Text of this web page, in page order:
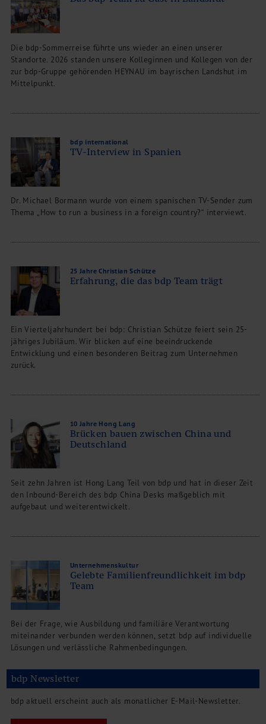
Die bdp-Sommerreise führte uns wieder an einen unserer
Standorte. 2026 standen unsere Kolleginnen und Kollegen von der
zur bdp-Gruppe gehörenden HEYNAU im bayrischen Landshut im
Mittelpunkt.
bdp international
TV-Interview in Spanien
Dr. Michael Bormann wurde von einem spanischen TV-Sender zum
Thema „How to run a business in a foreign country?“ interviewt.
25 Jahre Christian Schütze
Erfahrung, die das bdp Team trägt
Ein Vierteljahrhundert bei bdp: Christian Schütze feiert sein 25-
jähriges Jubiläum. Wir blicken auf eine beeindruckende
Entwicklung und einen besonderen Beitrag zum Unternehmen
zurück.
10 Jahre Hong Lang
Brücken bauen zwischen China und
Deutschland
Seit zehn Jahren ist Hong Lang Teil von bdp und hat in dieser Zeit
den Inbound-Bereich des bdp China Desks maßgeblich mit
aufgebaut und weiterentwickelt.
Unternehmenskultur
Gelebte Familienfreundlichkeit im bdp
Team
Bei der Frage, wie Ausbildung und familiäre Verantwortung
miteinander verbunden werden können, setzt bdp auf individuelle
Lösungen und verlässliche Rahmenbedingungen.
bdp Newsletter
bdp aktuell erscheint auch als monatlicher E-Mail-Newsletter.